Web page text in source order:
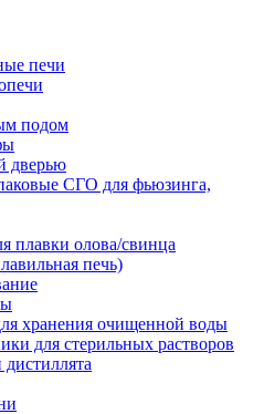
печи
подом
дверью
СГО для фьюзинга,
плавки олова/свинца
печь)
хранения очищенной воды
для стерильных растворов